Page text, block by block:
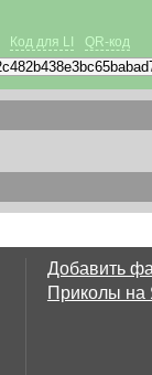
Код для LI QR-код
Добавить
Приколы